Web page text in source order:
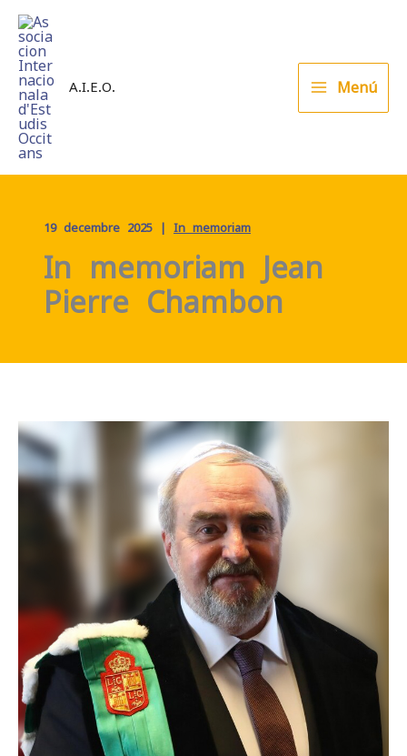
content
A.I.E.O. Menú
19 decembre 2025 In memoriam
In memoriam Jean-
Pierre Chambon